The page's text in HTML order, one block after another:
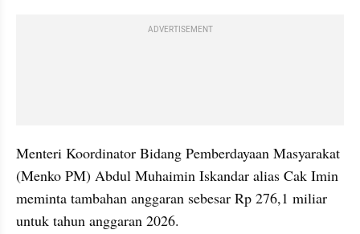
ADVERTISEMENT
Menteri Koordinator Bidang Pemberdayaan Masyarakat
(Menko PM) Abdul Muhaimin Iskandar alias Cak Imin
meminta tambahan anggaran sebesar Rp 276,1 miliar
untuk tahun anggaran 2026.